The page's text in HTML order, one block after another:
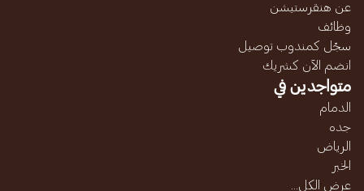
عن هنقرستيشن
وظائف
سجّل كمندوب توصيل
انضم الآن كشريك
متواجدين في
الدمام
جده
الرياض
الخبر
عرض الكل...